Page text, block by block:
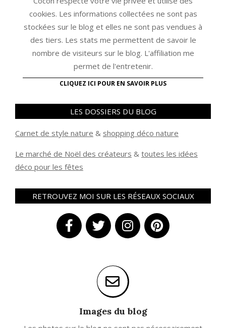
cookies. Les informations collectées ne sont pas
stockées sur le blog et elles ne sont pas vendues à
des tiers. Les stats me permettent de savoir le
nombre de visiteurs sur le blog. L'affiliation me
permet de l'entretenir.
CLIQUEZ ICI POUR EN SAVOIR PLUS
LES DOSSIERS DU BLOG
Carnet de style nature & shopping déco nature
Le marché de Noël des créateurs & toutes les idées
déco pour les fêtes
RETROUVEZ MOI SUR LES RÉSEAUX SOCIAUX
Images du blog